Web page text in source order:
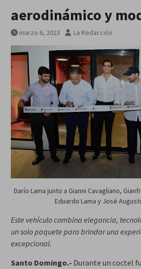
aerodinámico y
marzo 6, 2023 La Redacción
Darío Lama junto a Gianni Cavagliano,
Eduardo Lama y José
Este vehículo combina elegancia,
un solo paquete para brindar una
excepcional.
Santo Domingo.- Durante un coctel